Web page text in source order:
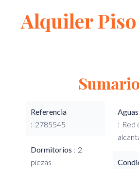
Alquiler
Sumario
Referencia
2785545
Dormitorios
2
piezas
Red